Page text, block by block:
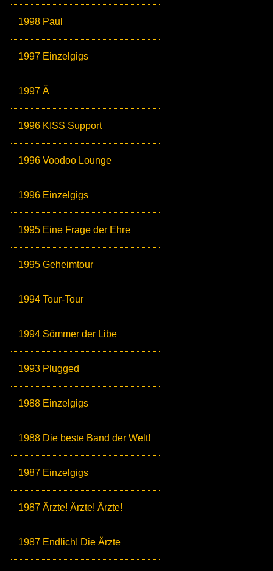
1998 Paul
1997 Einzelgigs
1997 Ä
1996 KISS Support
1996 Voodoo Lounge
1996 Einzelgigs
1995 Eine Frage der Ehre
1995 Geheimtour
1994 Tour-Tour
1994 Sömmer der Libe
1993 Plugged
1988 Einzelgigs
1988 Die beste Band der Welt!
1987 Einzelgigs
1987 Ärzte! Ärzte! Ärzte!
1987 Endlich! Die Ärzte